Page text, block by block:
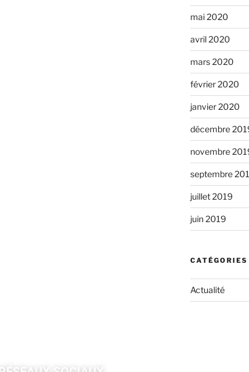
mai 2020
avril 2020
mars 2020
février 2020
janvier 2020
décembre
novembre
septembre
juillet 2019
juin 2019
CATÉGORIES
Actualité